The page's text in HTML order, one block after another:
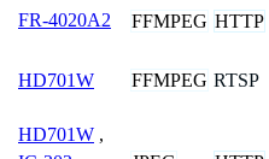
FR-4020A2 FFMPEG HTTP
HD701W FFMPEG RTSP
HD701W ,